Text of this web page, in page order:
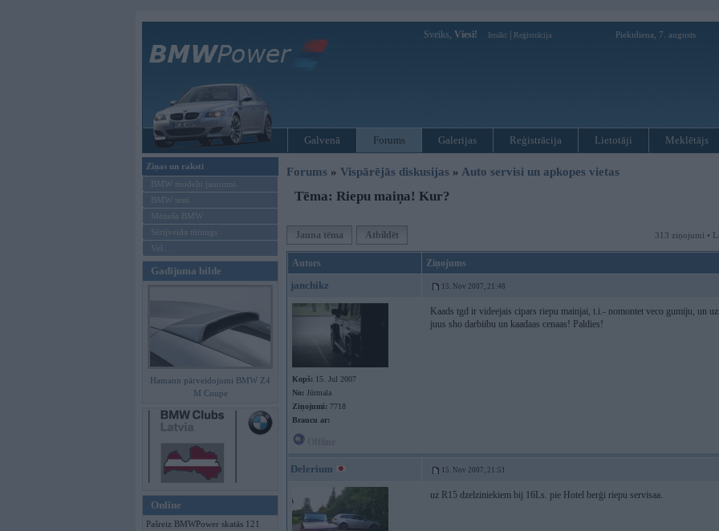
Sveiks, Viesi! Ienākt Reģistrācija Piektdiena, 7. augusts
Galvenā Forums Galerijas Reģistrācija Lietotāji Meklētājs
Ziņas un raksti
BMW modeļu jaunumi
BMW testi
Mēneša BMW
Sērijveida tūnings
Vel...
Gadījuma bilde
Hamann pārveidojumi BMW Z4
M Coupe
Online
Pašreiz BMWPower skatās 121
Forums » Vispārējās diskusijas » Auto servisi un apkopes vietas
Tēma: Riepu maiņa! Kur?
Jauna tēma Atbildēt 313 ziņojumi •
Autors Ziņojums
janchikz 15. Nov 2007, 21:48
Kopš: 15. Jul 2007
No: Jūrmala
Ziņojumi: 7718
Braucu ar:
Kaads tgd ir videejais cipars riepu mainjai, t.i.- nomontet veco gumiju, un
juus sho darbiibu un kaadaas cenaas! Paldies!
Delerium 15. Nov 2007, 21:51
uz R15 dzelziniekiem bij 16Ls. pie Hotel berģi riepu servisaa.